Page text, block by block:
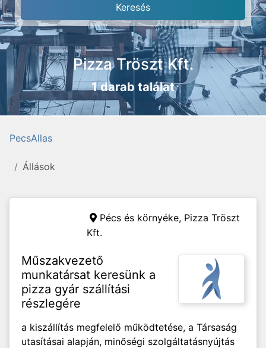
Pizza Tröszt Kft.
1 darab találat
PecsAllas
Állások
Pécs és környéke, Pizza Tröszt
Kft.
Műszakvezető
munkatársat keresünk a
pizza gyár szállítási
részlegére
a kiszállítás megfelelő működtetése, a Társaság
utasításai alapján, minőségi szolgáltatásnyújtás